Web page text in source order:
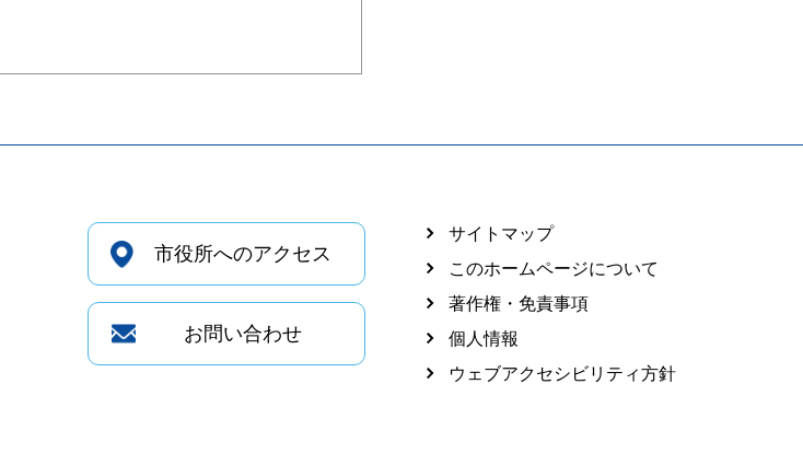
市役所へのアクセス
お問い合わせ
サイトマップ
このホームページについて
著作権・免責事項
個人情報
ウェブアクセシビリティ方針